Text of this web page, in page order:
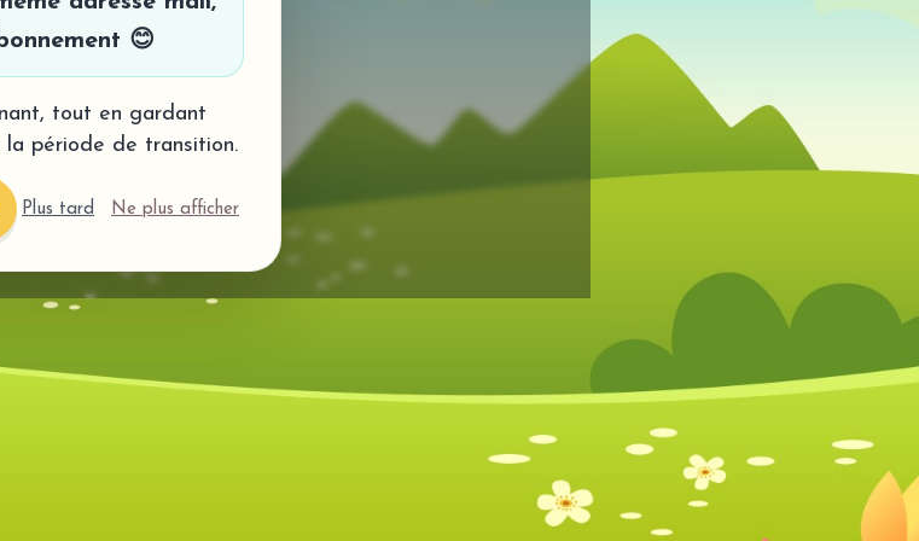
Mot de passe perdu?
😊
tout en gardant
la période de transition.
Plus tard Ne plus afficher